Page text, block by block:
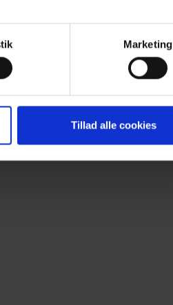
for få meter
(fingerprinting)
til sociale medier og til at
partnere inden for sociale
med andre oplysninger, du
Marketing
Tillad alle cookies